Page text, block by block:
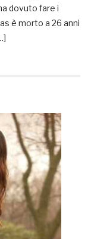
dovuto fare i
è morto a 26 anni